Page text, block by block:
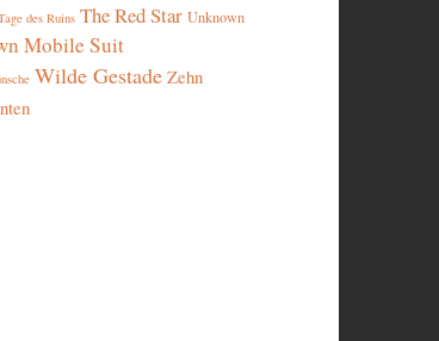
des Ruins The Red Star Unknown
Mobile Suit
Wilde Gestade Zehn